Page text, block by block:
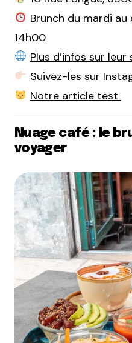
Brunch du mardi
14h00
Plus d’infos sur
Suivez-les sur
Notre article test
Nuage café : le
voyager